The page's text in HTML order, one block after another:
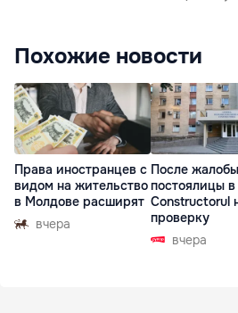
Похожие новости
Права иностранцев с
видом на жительство
в Молдове расширят
вчера
После жалобы
постоялицы
Constructorul
проверку
вчера